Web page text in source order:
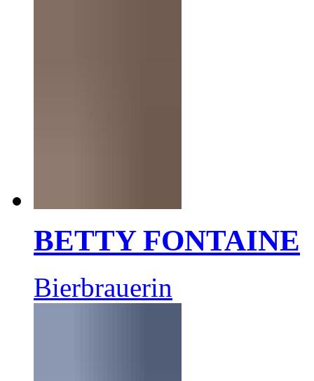
BETTY FONTAINE
Bierbrauerin